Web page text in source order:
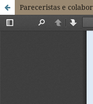
Pareceristas e